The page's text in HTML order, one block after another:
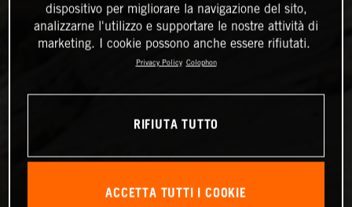
dispositivo per migliorare la navigazione del sito,
analizzarne l'utilizzo e supportare le nostre attività di
marketing. I cookie possono anche essere rifiutati.
Privacy Policy Colophon
RIFIUTA TUTTO
ACCETTA TUTTI I COOKIE